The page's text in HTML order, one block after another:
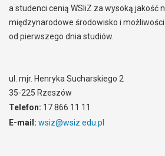
a studenci cenią WSIiZ za wysoką jakość
międzynarodowe środowisko i
od pierwszego dnia studiów.
ul. mjr. Henryka Sucharskiego 2
35-225 Rzeszów
Telefon: 17 866 11 11
E-mail: wsiz@wsiz.edu.pl